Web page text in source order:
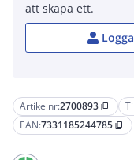
Artikelnr:2700893 content_copy
EAN:7331185244785 content_copy
att skapa ett.